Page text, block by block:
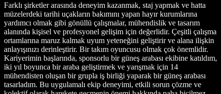
Farklı şirketler arasında deneyim kazanmak, staj yapmak ve hatta
müzelerdeki tarihi uçakların bakımını yapan hayır kurumlarına
yardımcı olmak gibi gönüllü çalışmalar, mühendislik ve tasarım
alanında kişisel ve profesyonel gelişim için değerlidir. Çeşitli çalışma
ortamlarına maruz kalmak uyum yeteneğini geliştirir ve alana ilişkin
anlayışınızı derinleştirir. Bir takım oyuncusu olmak çok önemlidir.
Kariyerimin başlarında, sponsorlu bir güneş arabası ekibine katıldım,
iki yıl boyunca bir araba geliştirmek ve yarışmak için 14
mühendisten oluşan bir grupla iş birliği yaparak bir güneş arabası
tasarladım. Bu uygulamalı ekip deneyimi, etkili sorun çözme ve